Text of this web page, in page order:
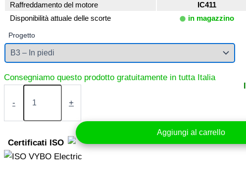
Raffreddamento del motore
IC411
Disponibilità attuale delle scorte
in magazzino
Progetto
-
Motore
kW
2895
giri/min
(IE3-
+
Aggiungi al carrello
Certificati ISO